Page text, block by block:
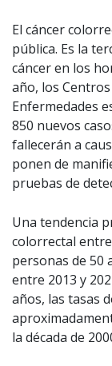
El cáncer
pública. Es la
cáncer en los
año, los
Enfermedades
850 nuevos
fallecerán a
ponen de
pruebas de
Una tendencia
colorrectal
personas de 50
entre 2013 y
años, las tasas
la década de